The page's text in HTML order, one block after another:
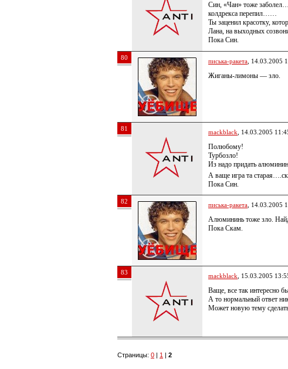
Син, «Чан» тоже
колдрекса перепил……
Ты заценил красотку,
Лана, на выходных
Пока Син.
80 писька-ракета , 14.03.2005
Жиганы-лимоны — зло.
81 mackblack , 14.03.2005
Полюбому!
Турбозло!
Из надо придать
А ваще игра та
Пока Син.
82 писька-ракета , 14.03.2005
Алюмининь тоже зло.
Пока Скам.
83 mackblack , 15.03.2005
Ваще, все так интересно
А то нормальный ответ
Может новую тему
Страницы: 0 | 1 | 2